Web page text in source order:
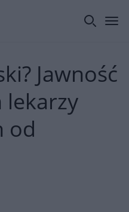
Jawność
lekarzy
od